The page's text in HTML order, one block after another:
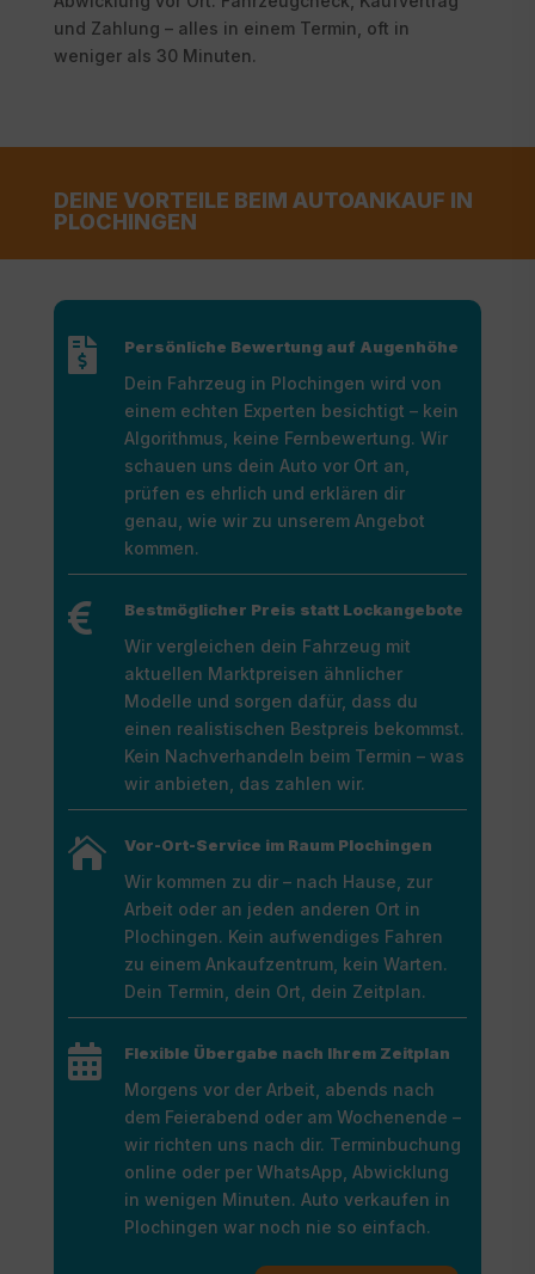
und Zahlung – alles in einem Termin, oft in
weniger als 30 Minuten.
DEINE VORTEILE BEIM AUTOANKAUF IN
PLOCHINGEN
 Persönliche Bewertung auf Augenhöhe
Dein Fahrzeug in Plochingen wird von
einem echten Experten besichtigt – kein
Algorithmus, keine Fernbewertung. Wir
schauen uns dein Auto vor Ort an,
prüfen es ehrlich und erklären dir
genau, wie wir zu unserem Angebot
kommen.
 Bestmöglicher Preis statt Lockangebote
Wir vergleichen dein Fahrzeug mit
aktuellen Marktpreisen ähnlicher
Modelle und sorgen dafür, dass du
einen realistischen Bestpreis bekommst.
Kein Nachverhandeln beim Termin – was
wir anbieten, das zahlen wir.
 Vor-Ort-Service im Raum Plochingen
Wir kommen zu dir – nach Hause, zur
Arbeit oder an jeden anderen Ort in
Plochingen. Kein aufwendiges Fahren
zu einem Ankaufzentrum, kein Warten.
Dein Termin, dein Ort, dein Zeitplan.
 Flexible Übergabe nach Ihrem Zeitplan
Morgens vor der Arbeit, abends nach
dem Feierabend oder am Wochenende –
wir richten uns nach dir. Terminbuchung
online oder per WhatsApp, Abwicklung
in wenigen Minuten. Auto verkaufen in
Plochingen war noch nie so einfach.